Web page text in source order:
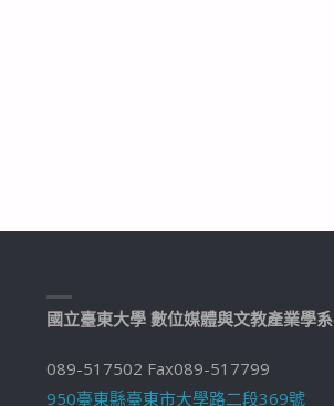
國立臺東大學 數位媒體與文教產業學系
089-517502 Fax089-517799
950臺東縣臺東市大學路二段369號